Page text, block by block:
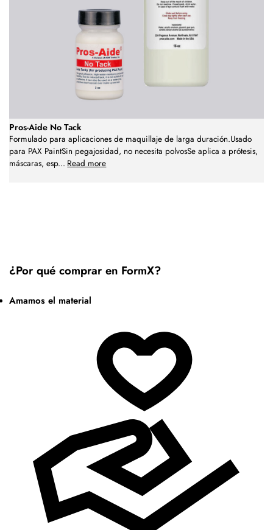
Pros-Aide No Tack
Formulado para aplicaciones de maquillaje de larga duración.Usado
para PAX PaintSin pegajosidad, no necesita polvosSe aplica a prótesis,
máscaras, esp... Read more
¿Por qué comprar en FormX?
Amamos el material